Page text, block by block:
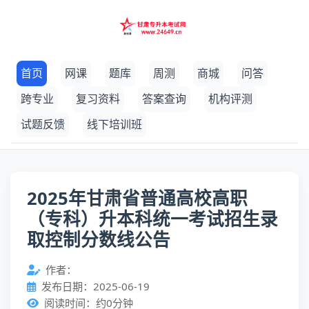
首页 网课 题库 周测 商城
问答
跨专业
复习资料 答案查询
机构评测
试题反馈
线下培训班
2025年甘肃省普通高校高职
（专科）升本科统一考试招生录
取控制分数线公告
作者：
发布日期：2025-06-19
阅读时间：约0分钟